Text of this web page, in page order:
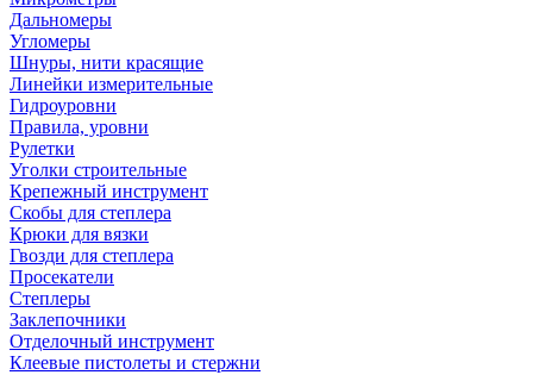
Дальномеры
Угломеры
Шнуры, нити красящие
Линейки измерительные
Гидроуровни
Правила, уровни
Рулетки
Уголки строительные
Крепежный инструмент
Скобы для степлера
Крюки для вязки
Гвозди для степлера
Просекатели
Степлеры
Заклепочники
Отделочный инструмент
Клеевые пистолеты и стержни